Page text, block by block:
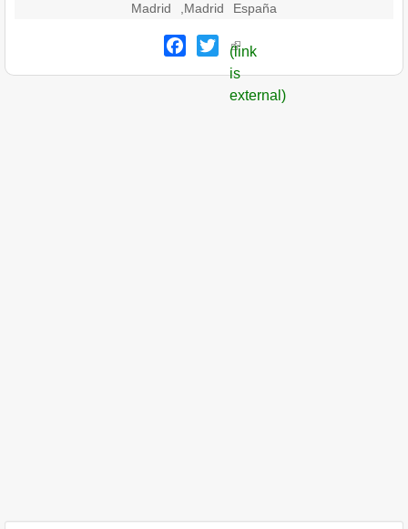
Madrid Madrid España
Facebook
Twitter
(link
is
external)